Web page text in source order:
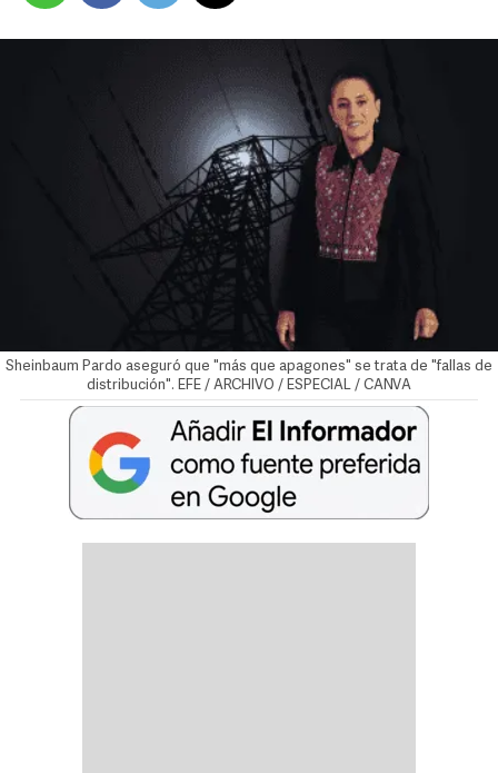
Sheinbaum Pardo aseguró que "más que apagones" se trata de "fallas de
distribución". EFE / ARCHIVO / ESPECIAL / CANVA